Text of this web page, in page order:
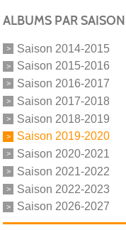
ALBUMS PAR SAISON
Saison 2014-2015
Saison 2015-2016
Saison 2016-2017
Saison 2017-2018
Saison 2018-2019
Saison 2019-2020
Saison 2020-2021
Saison 2021-2022
Saison 2022-2023
Saison 2026-2027